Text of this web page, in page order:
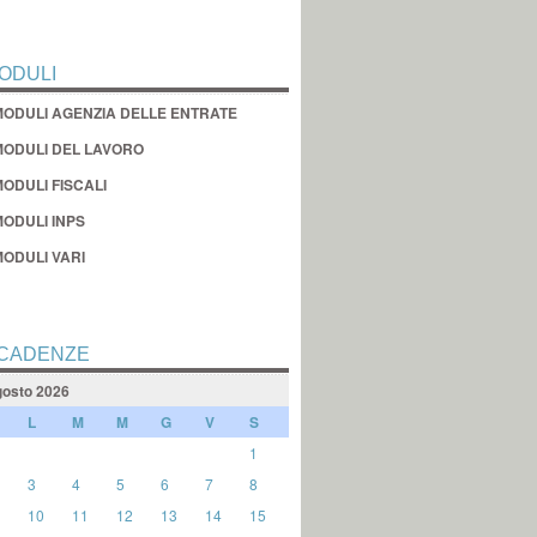
AGENZIA DELLE ENTRATE
DEL LAVORO
FISCALI
INPS
VARI
2026
L M M G V S
1
3 4 5 6 7
8
10 11 12 13 14
15